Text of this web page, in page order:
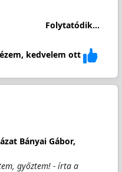
Folytatódik...
kedvelem ott
Bányai Gábor,
győztem! - írta a